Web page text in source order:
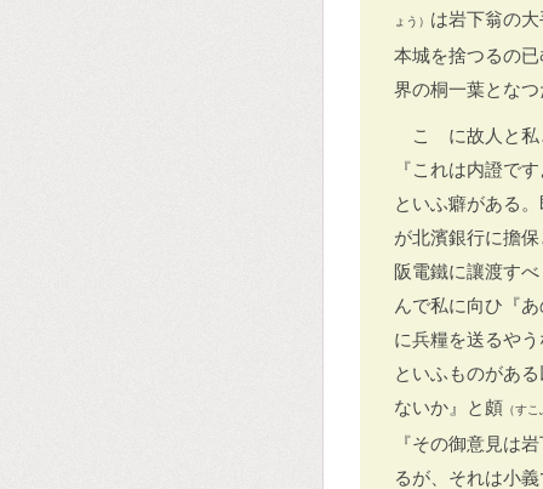
ょう） は岩下翁の
本城を捨つるの
界の桐一葉とな
こゝに故人と
『これは内證で
といふ癖がある
が北濱銀行に擔
阪電鐵に讓渡す
んで私に向ひ『
に兵糧を送るや
といふものがあ
ないか』と頗 （す
『その御意見は
るが、それは小